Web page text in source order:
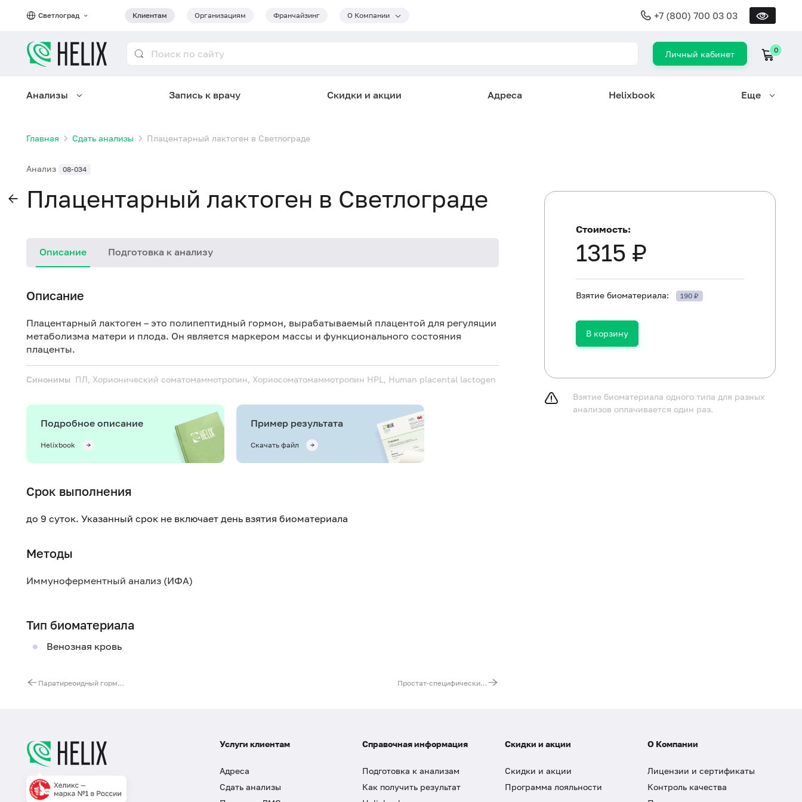
Светлоград Клиентам Организациям Франчайзинг О Компании +7 (800) 700 03 03
Личный кабинет 0
Анализы Запись к врачу Скидки и акции Адреса Helixbook Еще
Главная Сдать анализы Плацентарный лактоген в Светлограде
Анализ 08-034
Плацентарный лактоген в Светлограде
Описание Подготовка к анализу
Описание
Плацентарный лактоген – это полипептидный гормон, вырабатываемый плацентой для регуляции
метаболизма матери и плода. Он является маркером массы и функционального состояния
плаценты.
Синонимы ПЛ, Хорионический соматомаммотропин, Хориосоматомаммотропин HPL, Human placental lactogen
Подробное описание
Helixbook
Пример результата
Скачать файл
Срок выполнения
до 9 суток. Указанный срок не включает день взятия биоматериала
Методы
Иммуноферментный анализ (ИФА)
Тип биоматериала
Венозная кровь
Паратиреоидный гормон, интактный Простат-специфический антиген общий (ПСА общий)
Исключить физическое и эмоциональное перенапряжение в
Стоимость:
1315 ₽
Взятие биоматериала: 190 ₽
В корзину
Взятие биоматериала одного типа для разных
анализов оплачивается один раз.
Услуги клиентам
Адреса
Сдать анализы
Справочная информация
Подготовка к анализам
Как получить результат
Скидки и акции
Скидки и акции
Программа лояльности
О Компании
Лицензии и сертификаты
Контроль качества